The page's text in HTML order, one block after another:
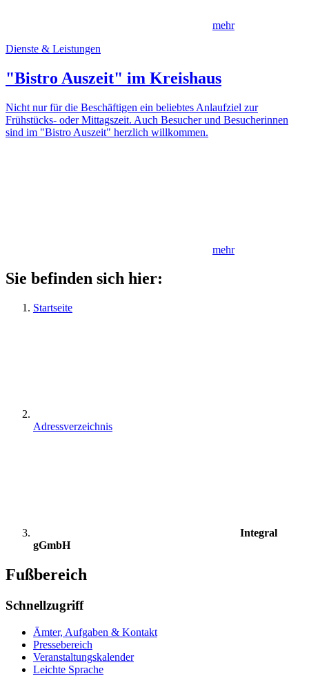
mehr
Dienste & Leistungen
"Bistro Auszeit" im Kreishaus
Nicht nur für die Beschäftigen ein beliebtes Anlaufziel zur
Frühstücks- oder Mittagszeit. Auch Besucher und Besucherinnen
sind im "Bistro Auszeit" herzlich willkommen.
mehr
Sie befinden sich hier:
Startseite
Adressverzeichnis
Integral
gGmbH
Fußbereich
Schnellzugriff
Ämter, Aufgaben & Kontakt
Pressebereich
Veranstaltungskalender
Leichte Sprache